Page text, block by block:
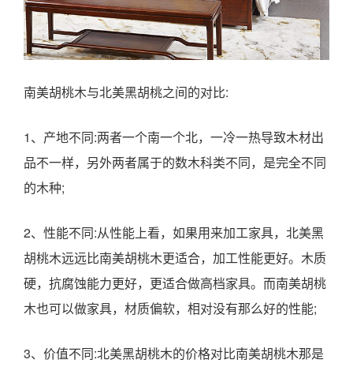
南美胡桃木与北美黑胡桃之间的对比:
1、产地不同:两者一个南一个北，一冷一热导致木材出
品不一样，另外两者属于的数木科类不同，是完全不同
的木种;
2、性能不同:从性能上看，如果用来加工家具，北美黑
胡桃木远远比南美胡桃木更适合，加工性能更好。木质
硬，抗腐蚀能力更好，更适合做高档家具。而南美胡桃
木也可以做家具，材质偏软，相对没有那么好的性能;
3、价值不同:北美黑胡桃木的价格对比南美胡桃木那是